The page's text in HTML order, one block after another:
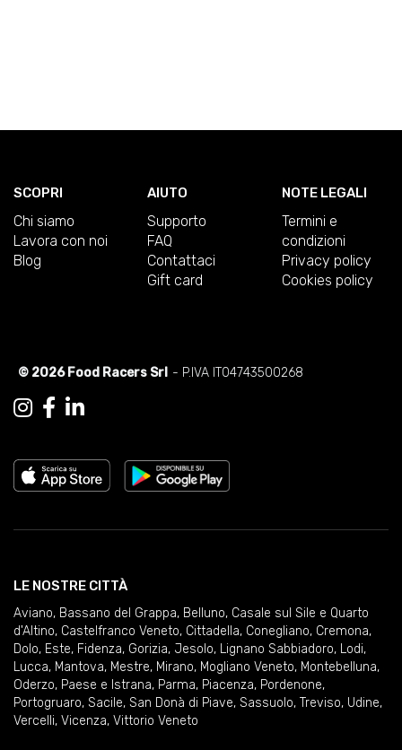
SCOPRI
Chi siamo
Lavora con noi
Blog
AIUTO
Supporto
FAQ
Contattaci
Gift card
NOTE LEGALI
Termini e
condizioni
Privacy policy
Cookies policy
© 2026 Food Racers Srl - P.IVA IT04743500268
LE NOSTRE CITTÀ
Aviano, Bassano del Grappa, Belluno, Casale sul Sile e Quarto
d'Altino, Castelfranco Veneto, Cittadella, Conegliano, Cremona,
Dolo, Este, Fidenza, Gorizia, Jesolo, Lignano Sabbiadoro, Lodi,
Lucca, Mantova, Mestre, Mirano, Mogliano Veneto, Montebelluna,
Oderzo, Paese e Istrana, Parma, Piacenza, Pordenone,
Portogruaro, Sacile, San Donà di Piave, Sassuolo, Treviso, Udine,
Vercelli, Vicenza, Vittorio Veneto